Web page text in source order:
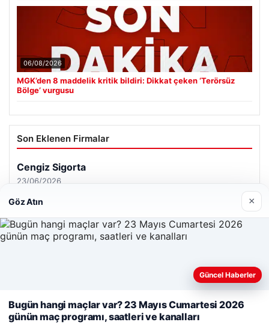
06/08/2026
MGK’den 8 maddelik kritik bildiri: Dikkat çeken ‘Terörsüz
Bölge’ vurgusu
Son Eklenen Firmalar
Cengiz Sigorta
23/06/2026
Web sitemizi nasıl kullandığınızı daha iyi anlayabilmek,
kullanıyoruz.
Çerez Politikamız
Reddet Kabul Et
Göz Atın ×
Güncel Haberler
Bugün hangi maçlar var? 23 Mayıs Cumartesi 2026
günün maç programı, saatleri ve kanalları
Tercüme Bürosu| Malta Dil Okulu |
lemagrup.com.tr
escort
escort
escort
giriş
İzle